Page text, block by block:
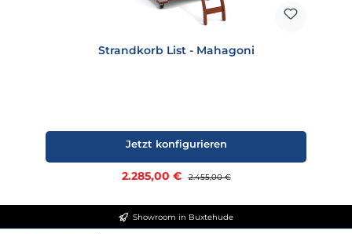
Strandkorb List - Mahagoni
Verkaufspreis:
2.285,00 € Regulärer Preis:
2.455,00 €
Jetzt konfigurieren
Showroom in Buxtehude